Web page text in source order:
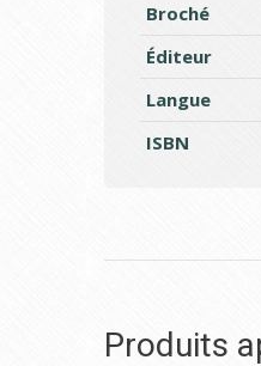
Broché
Éditeur
Langue
ISBN
Produits